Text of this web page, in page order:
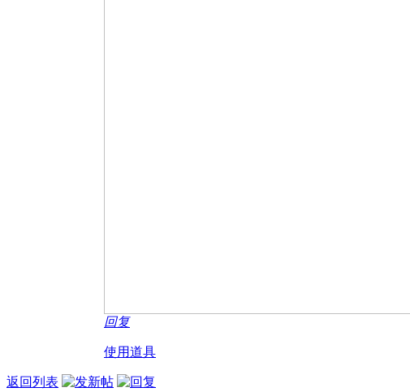
回复
使用道具
返回列表